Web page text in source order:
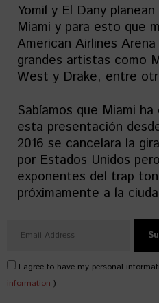
Yomil y El Dany
Miami y para esto que
American Airlines
grandes artistas como
West y Drake, entre
Sabíamos que Miami
esta presentación
2016 se cancelara la
por Estados Unidos
exponentes del trap
próximamente a la
I agree to have my personal
information )